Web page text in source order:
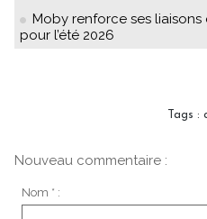
Moby renforce ses liaisons
pour l’été 2026
Tags :
Nouveau commentaire :
Nom * :